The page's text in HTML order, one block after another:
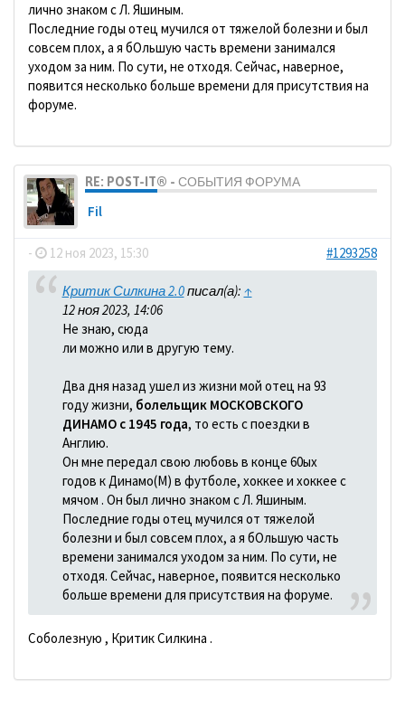
лично знаком с Л. Яшиным.
Последние годы отец мучился от тяжелой болезни и был
совсем плох, а я бОльшую часть времени занимался
уходом за ним. По сути, не отходя. Сейчас, наверное,
появится несколько больше времени для присутствия на
форуме.
RE: POST-IT® - СОБЫТИЯ ФОРУМА
Fil
- 12 ноя 2023, 15:30 #1293258
Критик Силкина 2.0писал(а): ↑
12 ноя 2023, 14:06
Не знаю, сюда
ли можно или в другую тему.
Два дня назад ушел из жизни мой отец на 93
году жизни, болельщик МОСКОВСКОГО
ДИНАМО с 1945 года, то есть с поездки в
Англию.
Он мне передал свою любовь в конце 60ых
годов к Динамо(М) в футболе, хоккее и хоккее с
мячом . Он был лично знаком с Л. Яшиным.
Последние годы отец мучился от тяжелой
болезни и был совсем плох, а я бОльшую часть
времени занимался уходом за ним. По сути, не
отходя. Сейчас, наверное, появится несколько
больше времени для присутствия на форуме.
Соболезную , Критик Силкина .